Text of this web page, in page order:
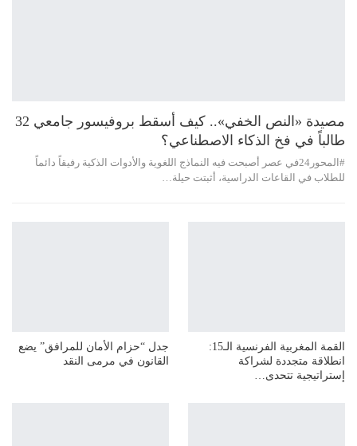
مصيدة «النص الخفي».. كيف أسقط بروفيسور جامعي 32
طالباً في فخ الذكاء الاصطناعي؟
#المحور24 ​في عصر أصبحت فيه النماذج اللغوية والأدوات الذكية رفيقاً دائماً
للطلاب في القاعات الدراسية، أثبتت حيلة…
القمة المغربية الفرنسية الـ15:
انطلاقة متجددة لشراكة
إستراتيجية تتحدى…
جدل “حزام الأمان للمرافق” يضع
القانون في مرمى النقد